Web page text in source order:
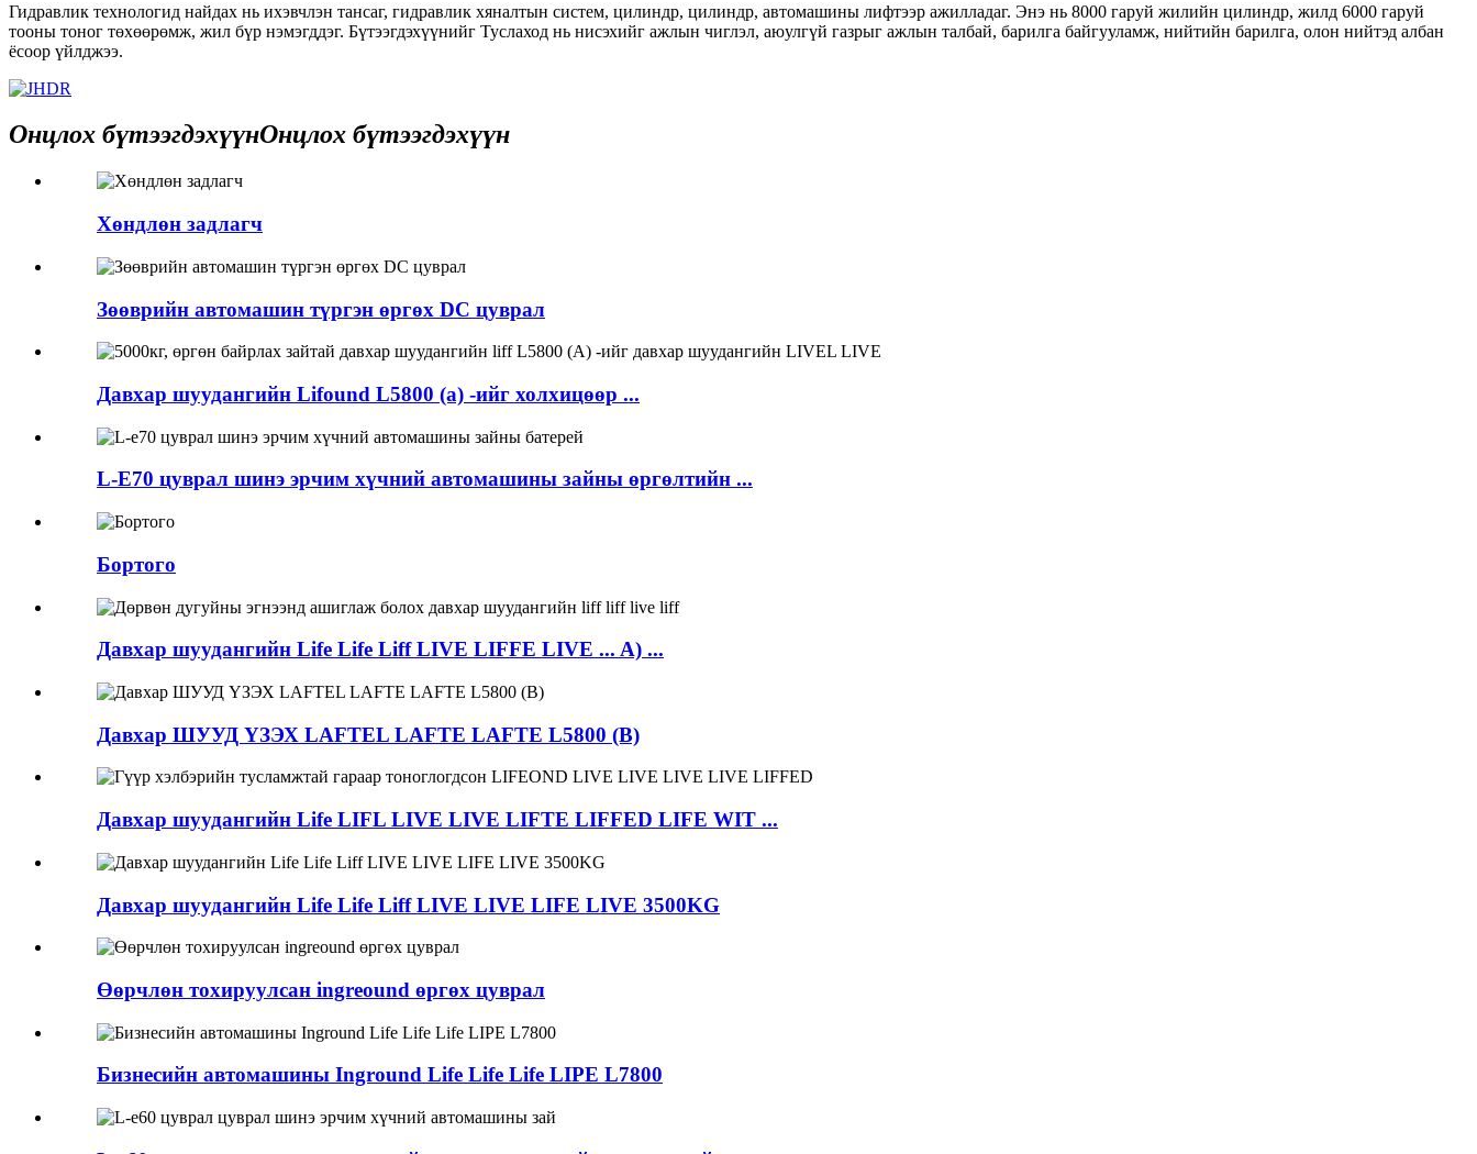
Гидравлик технологид найдах нь ихэвчлэн тансаг, гидравлик хяналтын систем, цилиндр, цилиндр, автомашины лифтээр ажилладаг. Энэ нь 8000 гаруй жилийн цилиндр, жилд 6000 гаруй
тооны тоног төхөөрөмж, жил бүр нэмэгддэг. Бүтээгдэхүүнийг Туслаход нь нисэхийг ажлын чиглэл, аюулгүй газрыг ажлын талбай, барилга байгууламж, нийтийн барилга, олон нийтэд албан
ёсоор үйлджээ.
Онцлох бүтээгдэхүүнОнцлох бүтээгдэхүүн
Хөндлөн задлагч
Зөөврийн автомашин түргэн өргөх DC цуврал
Давхар шуудангийн Lifound L5800 (a) -ийг холхицөөр ...
L-E70 цуврал шинэ эрчим хүчний автомашины зайны өргөлтийн ...
Бортого
Давхар шуудангийн Life Life Liff LIVE LIFFE LIVE ... A) ...
Давхар ШУУД ҮЗЭХ LAFTEL LAFTE LAFTE L5800 (B)
Давхар шуудангийн Life LIFL LIVE LIVE LIFTE LIFFED LIFE WIT ...
Давхар шуудангийн Life Life Liff LIVE LIVE LIFE LIVE 3500KG
Өөрчлөн тохируулсан ingreound өргөх цуврал
Бизнесийн автомашины Inground Life Life Life LIPE L7800